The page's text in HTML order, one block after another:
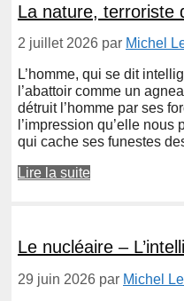
La nature, terroriste
2 juillet 2026 par Michel
L’homme, qui se dit
l’abattoir comme un
détruit l’homme par ses
l’impression qu’elle nous
qui cache ses funestes
Lire la suite
Le nucléaire –
29 juin 2026 par Michel